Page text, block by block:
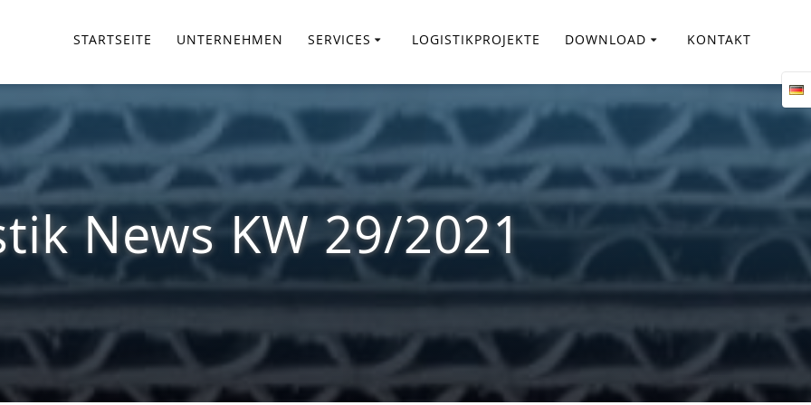
STARTSEITE UNTERNEHMEN SERVICES LOGISTIKPROJEKTE DOWNLOAD KONTAKT
News KW 29/2021